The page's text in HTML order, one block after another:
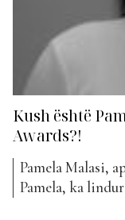
Kush është
Awards?!
Pamela Malasi,
Pamela, ka